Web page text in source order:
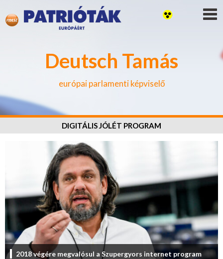
Deutsch Tamás
európai parlamenti képviselő
DIGITÁLIS JÓLÉT PROGRAM
2018 végére megvalósul a Szupergyors internet program